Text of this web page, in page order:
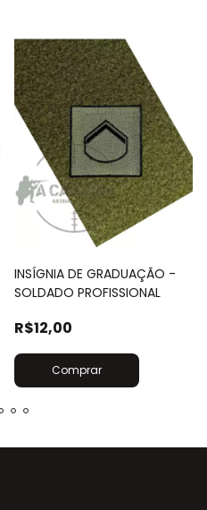
INSÍGNIA DE GRADUAÇÃO -
SOLDADO PROFISSIONAL
R$12,00